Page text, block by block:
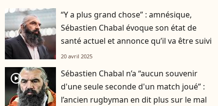
“Y a plus grand chose” : amnésique,
Sébastien Chabal évoque son état de
santé actuel et annonce qu’il va être suivi
20 avril 2025
player2
Sébastien Chabal n’a “aucun souvenir
d'une seule seconde d'un match joué” :
l’ancien rugbyman en dit plus sur le mal